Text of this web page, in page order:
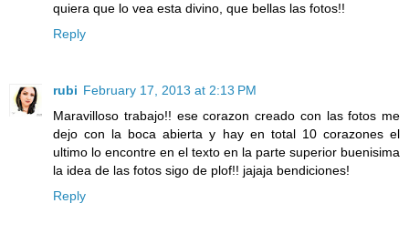
quiera que lo vea esta divino, que bellas las fotos!!
Reply
rubi February 17, 2013 at 2:13 PM
Maravilloso trabajo!! ese corazon creado con las fotos me
dejo con la boca abierta y hay en total 10 corazones el
ultimo lo encontre en el texto en la parte superior buenisima
la idea de las fotos sigo de plof!! jajaja bendiciones!
Reply